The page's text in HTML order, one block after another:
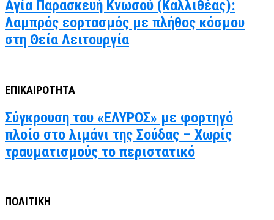
Αγία Παρασκευή Κνωσού (Καλλιθέας):
Λαμπρός εορτασμός με πλήθος κόσμου
στη Θεία Λειτουργία
ΕΠΙΚΑΙΡΟΤΗΤΑ
Σύγκρουση του «ΕΛΥΡΟΣ» με φορτηγό
πλοίο στο λιμάνι της Σούδας – Χωρίς
τραυματισμούς το περιστατικό
ΠΟΛΙΤΙΚΗ